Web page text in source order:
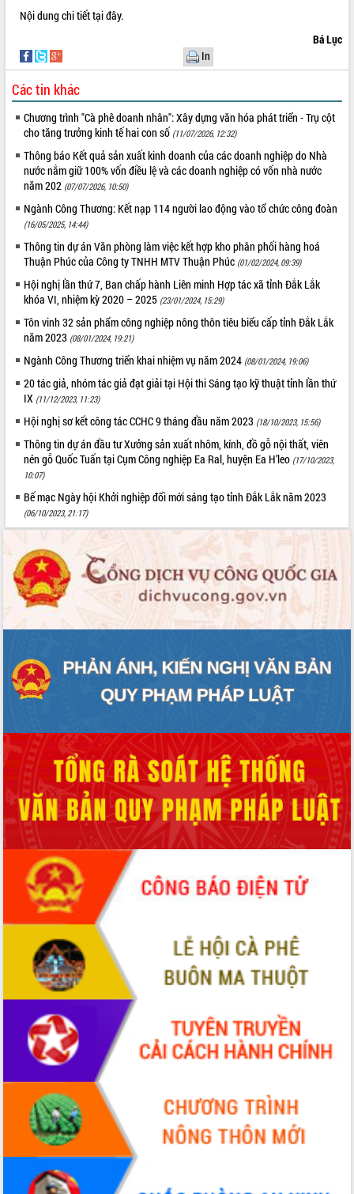
LIÊN KẾT WEB
THỐNG KÊ TRUY CẬP
Hôm nay:
3670
66089338
Nội dung chi tiết tại đây.
Bá Lục
In
Các tin khác
Chương trình "Cà phê doanh nhân": Xây dựng văn hóa phát triển - Trụ cột
cho tăng trưởng kinh tế hai con số (11/07/2026, 12:32)
Thông báo Kết quả sản xuất kinh doanh của các doanh nghiệp do Nhà
nước nắm giữ 100% vốn điều lệ và các doanh nghiệp có vốn nhà nước
năm 202 (07/07/2026, 10:50)
Ngành Công Thương: Kết nạp 114 người lao động vào tổ chức công đoàn
(16/05/2025, 14:44)
Thông tin dự án Văn phòng làm việc kết hợp kho phân phối hàng hoá
Thuận Phúc của Công ty TNHH MTV Thuận Phúc (01/02/2024, 09:39)
Hội nghị lần thứ 7, Ban chấp hành Liên minh Hợp tác xã tỉnh Đắk Lắk
khóa VI, nhiệm kỳ 2020 – 2025 (23/01/2024, 15:29)
Tôn vinh 32 sản phẩm công nghiệp nông thôn tiêu biểu cấp tỉnh Đắk Lắk
năm 2023 (08/01/2024, 19:21)
Ngành Công Thương triển khai nhiệm vụ năm 2024 (08/01/2024, 19:06)
20 tác giả, nhóm tác giả đạt giải tại Hội thi Sáng tạo kỹ thuật tỉnh lần thứ
IX (11/12/2023, 11:23)
Hội nghị sơ kết công tác CCHC 9 tháng đầu năm 2023 (18/10/2023, 15:56)
Thông tin dự án đầu tư Xưởng sản xuất nhôm, kính, đồ gỗ nội thất, viên
nén gỗ Quốc Tuấn tại Cụm Công nghiệp Ea Ral, huyện Ea H’leo (17/10/2023,
10:07)
Bế mạc Ngày hội Khởi nghiệp đổi mới sáng tạo tỉnh Đắk Lắk năm 2023
(06/10/2023, 21:17)